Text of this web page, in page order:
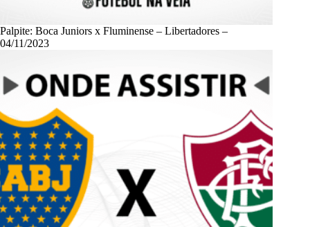
Palpite: Boca Juniors x Fluminense – Libertadores –
04/11/2023